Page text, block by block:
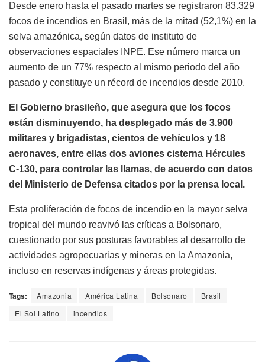
Desde enero hasta el pasado martes se registraron 83.329
focos de incendios en Brasil, más de la mitad (52,1%) en la
selva amazónica, según datos de instituto de
observaciones espaciales INPE. Ese número marca un
aumento de un 77% respecto al mismo periodo del año
pasado y constituye un récord de incendios desde 2010.
El Gobierno brasileño, que asegura que los focos
están disminuyendo, ha desplegado más de 3.900
militares y brigadistas, cientos de vehículos y 18
aeronaves, entre ellas dos aviones cisterna Hércules
C-130, para controlar las llamas, de acuerdo con datos
del Ministerio de Defensa citados por la prensa local.
Esta proliferación de focos de incendio en la mayor selva
tropical del mundo reavivó las críticas a Bolsonaro,
cuestionado por sus posturas favorables al desarrollo de
actividades agropecuarias y mineras en la Amazonia,
incluso en reservas indígenas y áreas protegidas.
Tags: Amazonia América Latina Bolsonaro
Brasil
El Sol Latino
incendios